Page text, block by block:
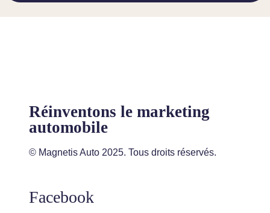
Réinventons le marketing
automobile
© Magnetis Auto 2025. Tous droits réservés.
Facebook